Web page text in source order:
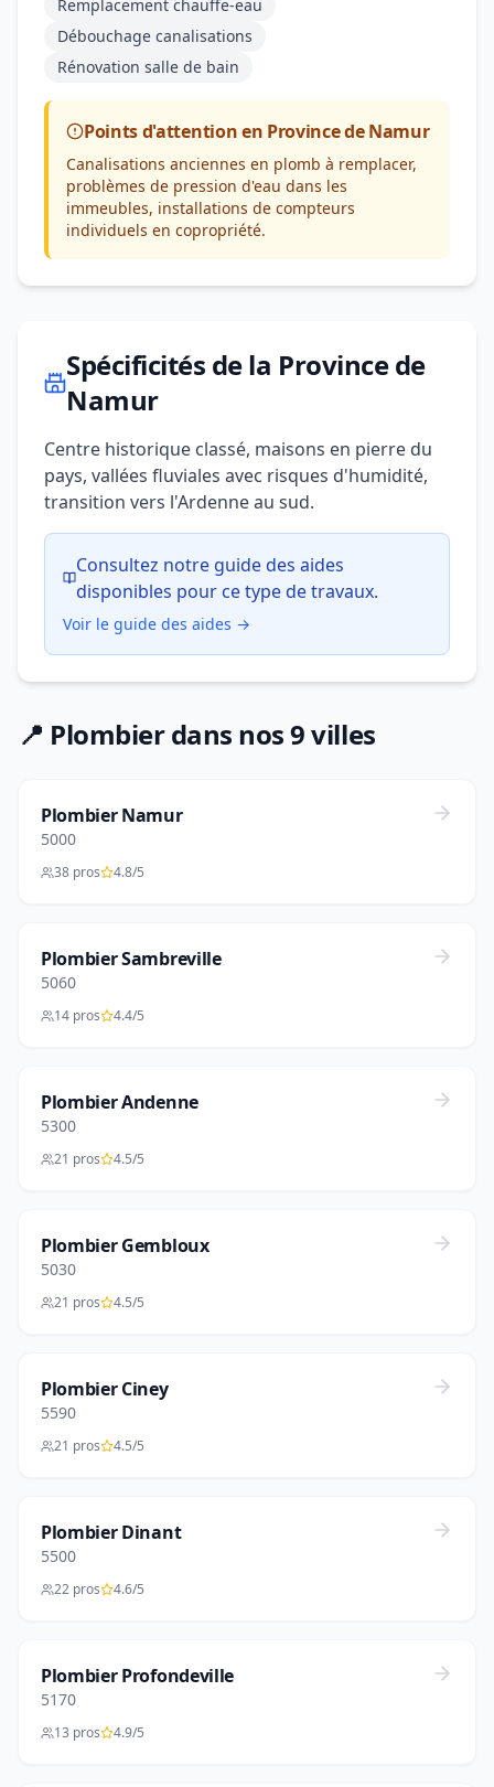
Remplacement chauffe-eau
Débouchage canalisations
Rénovation salle de bain
Points d'attention en Province de Namur
Canalisations anciennes en plomb à remplacer,
problèmes de pression d'eau dans les
immeubles, installations de compteurs
individuels en copropriété.
Spécificités de la Province de
Namur
Centre historique classé, maisons en pierre du
pays, vallées fluviales avec risques d'humidité,
transition vers l'Ardenne au sud.
Consultez notre guide des aides
disponibles pour ce type de travaux.
Voir le guide des aides →
📍 Plombier dans nos 9 villes
Plombier Namur
5000
38 pros 4.8/5
Plombier Sambreville
5060
14 pros 4.4/5
Plombier Andenne
5300
21 pros 4.5/5
Plombier Gembloux
5030
21 pros 4.5/5
Plombier Ciney
5590
21 pros 4.5/5
Plombier Dinant
5500
22 pros 4.6/5
Plombier Profondeville
5170
13 pros 4.9/5